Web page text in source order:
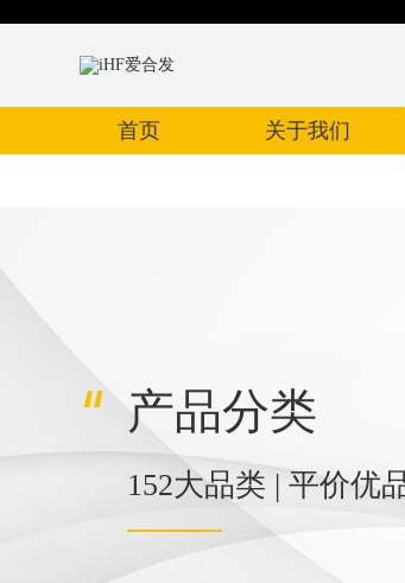
首页 关于我们
产品分类
152大品类 | 平价优